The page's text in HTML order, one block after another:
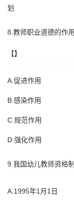
划
8.教师职业道德的作
【】
A.促进作用
B.感染作用
C.规范作用
D.强化作用
9.我国幼儿教师资格
A.1995年1月1日